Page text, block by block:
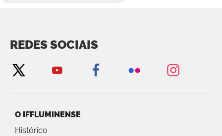
REDES SOCIAIS
O IFFLUMINENSE
Histórico